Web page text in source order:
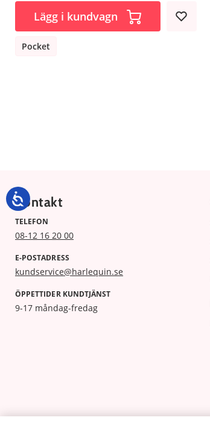
Lägg i kundvagn
Pocket
Kontakt
TELEFON
08-12 16 20 00
E-POSTADRESS
kundservice@harlequin.se
ÖPPETTIDER KUNDTJÄNST
9-17 måndag-fredag